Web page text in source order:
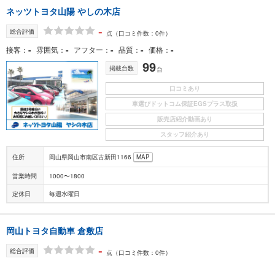
ネッツトヨタ山陽 やしの木店
総合評価 - 点 （口コミ件数：0件）
接客 - 雰囲気 - アフター - 品質 - 価格 -
掲載台数 99台
口コミあり
車選びドットコム保証EGSプラス取扱
販売店紹介動画あり
スタッフ紹介あり
住所 岡山県岡山市南区古新田1166 MAP
営業時間 1000〜1800
定休日 毎週水曜日
岡山トヨタ自動車 倉敷店
総合評価 - 点 （口コミ件数：0件）